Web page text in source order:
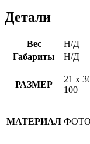
Детали
Вес
Н/Д
Габариты
Н/Д
РАЗМЕР
21 х
100
МАТЕРИАЛ